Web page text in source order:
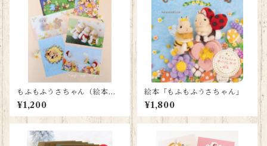
もふもふうさちゃん（絵本）
ポストカードセット
¥1,200
絵本「もふもふうさちゃん」
¥1,800